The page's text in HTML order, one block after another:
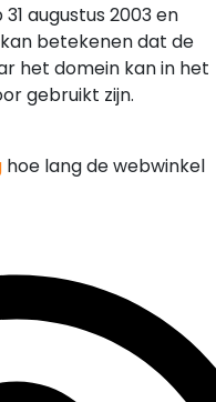
augustus 2003 en
betekenen dat de
het domein kan in het
gebruikt zijn.
hoe lang de webwinkel